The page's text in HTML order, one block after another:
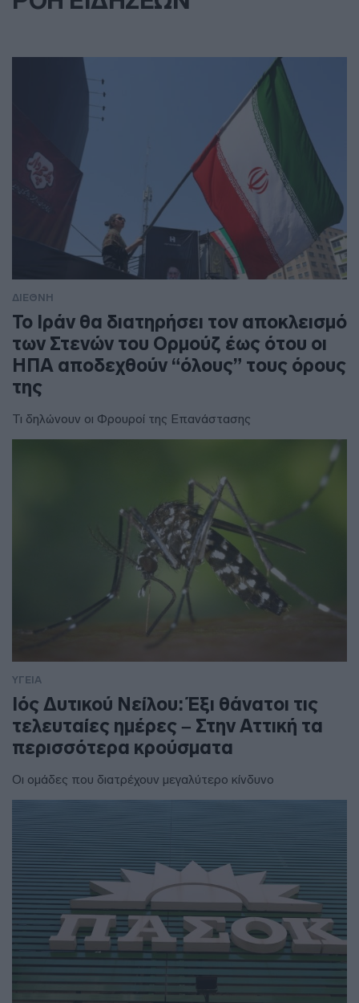
ΔΙΕΘΝΗ
To Ιράν θα διατηρήσει τον αποκλεισμό
των Στενών του Ορμούζ έως ότου οι
ΗΠΑ αποδεχθούν “όλους” τους όρους
της
Τι δηλώνουν οι Φρουροί της Επανάστασης
ΥΓΕΙΑ
Ιός Δυτικού Νείλου: Έξι θάνατοι τις
τελευταίες ημέρες – Στην Αττική τα
περισσότερα κρούσματα
Οι ομάδες που διατρέχουν μεγαλύτερο κίνδυνο